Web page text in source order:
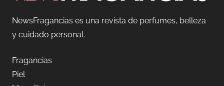
NewsFragancias es una revista de perfumes, belleza
y cuidado personal.
Fragancias
Piel